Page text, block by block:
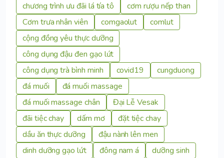
chương trình ưu đãi lá tía tô
cơm rượu nếp than
Cơm trưa nhân viên
comgaolut
comlut
cộng đồng yêu thực dưỡng
công dụng đậu đen gạo lứt
công dụng trà bình minh
covid19
cungduong
đá muối
đá muối massage
đá muối massage chân
Đại Lễ Vesak
đãi tiệc chay
dấm mơ
đặt tiệc chay
dầu ăn thực dưỡng
đậu nành lên men
dinh dưỡng gạo lứt
đông nam á dưỡng sinh